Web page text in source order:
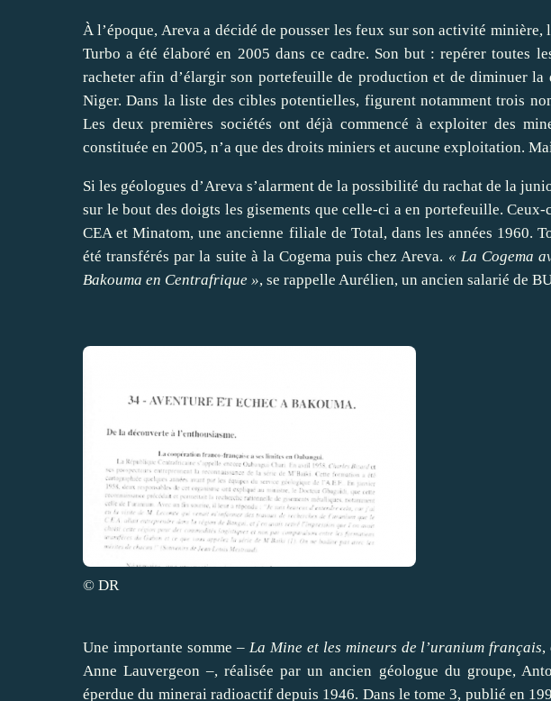
À l’époque, Areva a décidé de pousser les feux sur son activité
Turbo a été élaboré en 2005 dans ce cadre. Son but : repérer toutes
racheter afin d’élargir son portefeuille de production et de diminuer la
Niger. Dans la liste des cibles potentielles, figurent notamment trois
Les deux premières sociétés ont déjà commencé à exploiter des
constituée en 2005, n’a que des droits miniers et aucune exploitation.
Si les géologues d’Areva s’alarment de la possibilité du rachat de la
sur le bout des doigts les gisements que celle-ci a en portefeuille.
CEA et Minatom, une ancienne filiale de Total, dans les années 1960.
été transférés par la suite à la Cogema puis chez Areva. « La Cogema
Bakouma en Centrafrique », se rappelle Aurélien, un ancien salarié de
© DR
Une importante somme – La Mine et les mineurs de l’uranium français,
Anne Lauvergeon –, réalisée par un ancien géologue du groupe,
éperdue du minerai radioactif depuis 1946. Dans le tome 3, publié en